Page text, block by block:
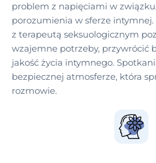
problem z napięciami w
porozumienia w sferze
z terapeutą seksuologicznym
wzajemne potrzeby, przywrócić
jakość życia intymnego.
bezpiecznej atmosferze, która
rozmowie.